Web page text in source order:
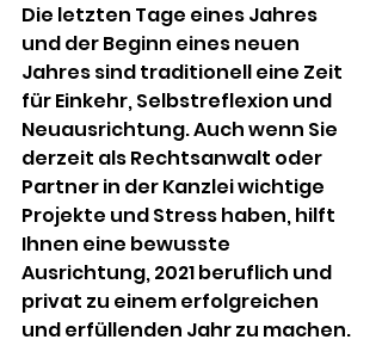
Die letzten Tage eines Jahres
und der Beginn eines neuen
Jahres sind traditionell eine Zeit
für Einkehr, Selbstreflexion und
Neuausrichtung. Auch wenn Sie
derzeit als Rechtsanwalt oder
Partner in der Kanzlei wichtige
Projekte und Stress haben, hilft
Ihnen eine bewusste
Ausrichtung, 2021 beruflich und
privat zu einem erfolgreichen
und erfüllenden Jahr zu machen.